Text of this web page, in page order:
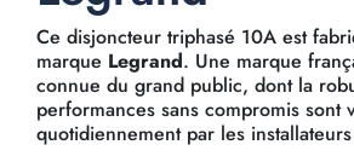
Ce disjoncteur triphasé 10A est
marque Legrand. Une marque
connue du grand public, dont la
performances sans compromis sont
quotidiennement par les